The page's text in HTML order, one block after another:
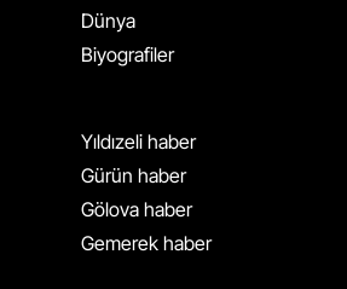
Dünya
Biyografiler
Yıldızeli haber
Gürün haber
Gölova haber
Gemerek haber